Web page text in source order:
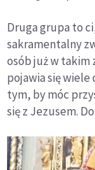
Druga grupa to
sakramentalny
osób już w takim
pojawia się wiele
tym, by móc
się z Jezusem.